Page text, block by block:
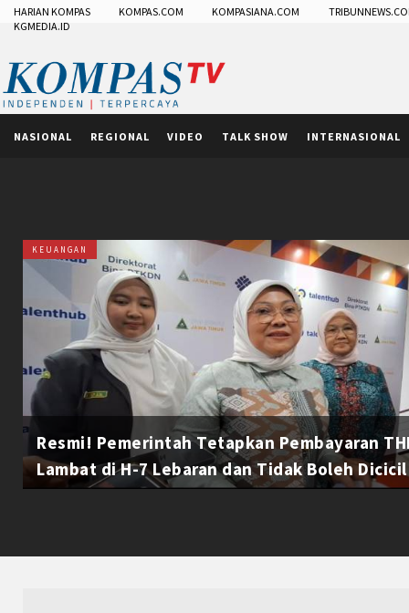
HARIAN KOMPAS KOMPAS.COM KOMPASIANA.COM
KGMEDIA.ID
NASIONAL REGIONAL VIDEO TALK SHOW INTERNASIONAL
KEUANGAN
Resmi! Pemerintah Tetapkan Pembayaran
Lambat di H-7 Lebaran dan Tidak Boleh Dicicil